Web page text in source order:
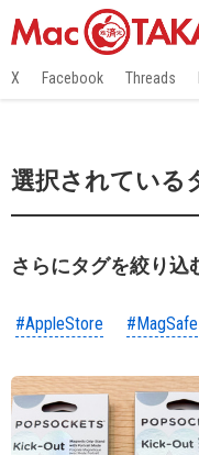
X Facebook Threads
選択されている
さらにタグを絞り込
#AppleStore #MagSafe